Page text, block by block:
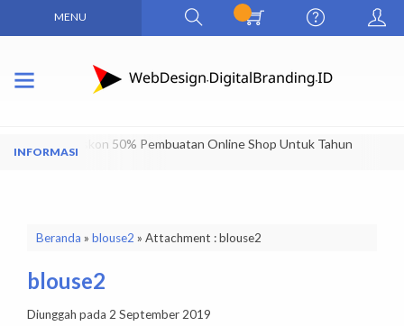
MENU
Dapatkan Diskon 50% Pembuatan Online Shop Untuk Tahun
Beranda » blouse2 » Attachment : blouse2
blouse2
Diunggah pada 2 September 2019